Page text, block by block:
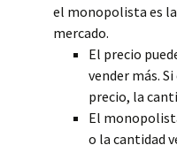
el monopolista es la
mercado.
El precio
vender más.
precio, la
El
o la cantidad